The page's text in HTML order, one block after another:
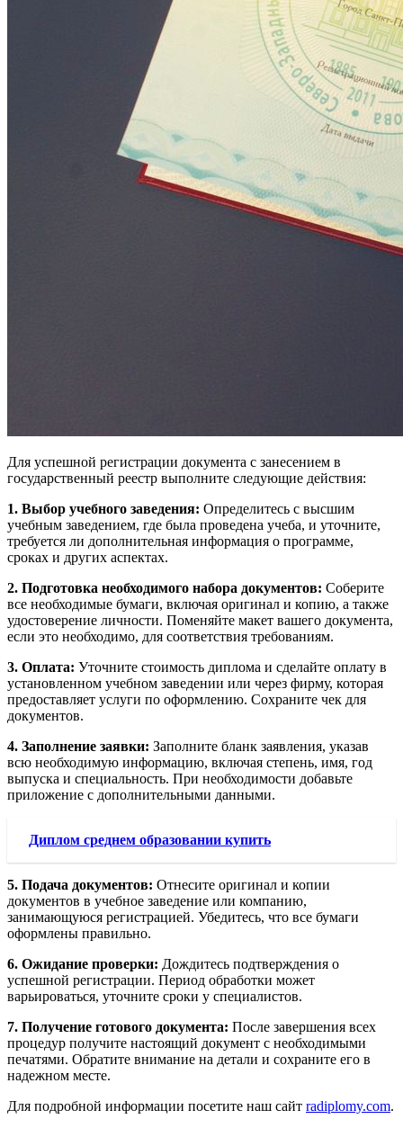
Для успешной регистрации документа с занесением в
государственный реестр выполните следующие действия:
1. Выбор учебного заведения: Определитесь с высшим
учебным заведением, где была проведена учеба, и уточните,
требуется ли дополнительная информация о программе,
сроках и других аспектах.
2. Подготовка необходимого набора документов: Соберите
все необходимые бумаги, включая оригинал и копию, а также
удостоверение личности. Поменяйте макет вашего документа,
если это необходимо, для соответствия требованиям.
3. Оплата: Уточните стоимость диплома и сделайте оплату в
установленном учебном заведении или через фирму, которая
предоставляет услуги по оформлению. Сохраните чек для
документов.
4. Заполнение заявки: Заполните бланк заявления, указав
всю необходимую информацию, включая степень, имя, год
выпуска и специальность. При необходимости добавьте
приложение с дополнительными данными.
Диплом среднем образовании купить
5. Подача документов: Отнесите оригинал и копии
документов в учебное заведение или компанию,
занимающуюся регистрацией. Убедитесь, что все бумаги
оформлены правильно.
6. Ожидание проверки: Дождитесь подтверждения о
успешной регистрации. Период обработки может
варьироваться, уточните сроки у специалистов.
7. Получение готового документа: После завершения всех
процедур получите настоящий документ с необходимыми
печатями. Обратите внимание на детали и сохраните его в
надежном месте.
Для подробной информации посетите наш сайт radiplomy.com.